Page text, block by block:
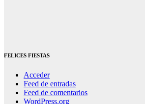
FELICES FIESTAS
Acceder
Feed de entradas
Feed de comentarios
WordPress.org